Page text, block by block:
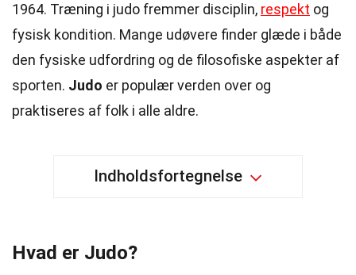
1964. Træning i judo fremmer disciplin, respekt og
fysisk kondition. Mange udøvere finder glæde i både
den fysiske udfordring og de filosofiske aspekter af
sporten. Judo er populær verden over og
praktiseres af folk i alle aldre.
Indholdsfortegnelse
Hvad er Judo?